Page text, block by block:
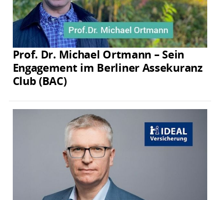
Prof. Dr. Michael Ortmann – Sein
Engagement im Berliner Assekuranz
Club (BAC)